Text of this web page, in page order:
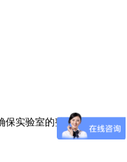
实验室的整体安